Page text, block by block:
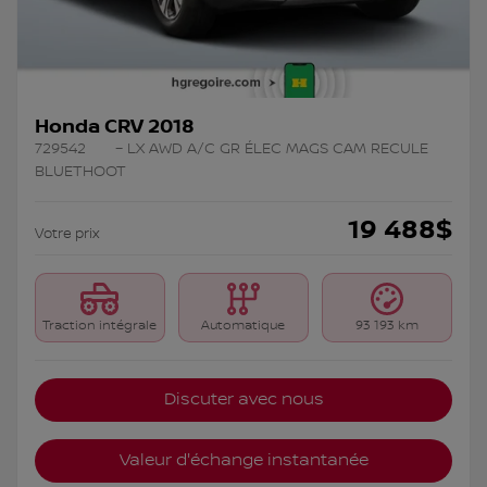
Honda CRV 2018
729542
– LX AWD A/C GR ÉLEC MAGS CAM RECULE
BLUETHOOT
Votre prix 19 488$
Traction intégrale Automatique 93 193 km
Discuter avec nous
Valeur d'échange instantanée